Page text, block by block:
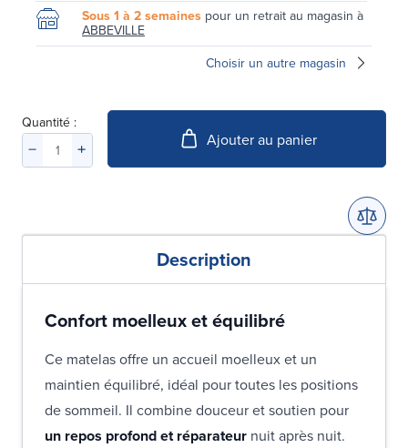
Sous 1 à 2 semaines pour un retrait au magasin à
ABBEVILLE
Choisir un autre magasin
Quantité :
Ajouter au panier
Description
Confort moelleux et équilibré
Ce matelas offre un accueil moelleux et un
maintien équilibré, idéal pour toutes les positions
de sommeil. Il combine douceur et soutien pour
un repos profond et réparateur nuit après nuit.